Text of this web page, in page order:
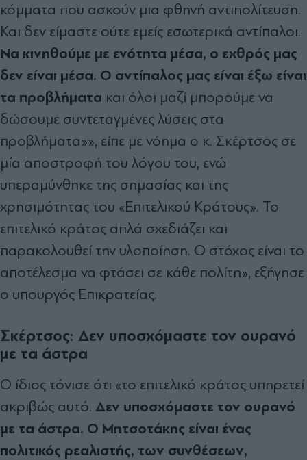
κόμματα που ασκούν μια φθηνή αντιπολίτευση.
Και δεν είμαστε ούτε εμείς εσωτερικά αντίπαλοι.
Να κινηθούμε με ενότητα μέσα, ο εχθρός μας
δεν είναι μέσα. Ο αντίπαλος μας είναι έξω είναι
τα προβλήματα και όλοι μαζί μπορούμε να
δώσουμε συντεταγμένες λύσεις στα
προβλήματα»», είπε με νόημα ο κ. Σκέρτσος σε
μία αποστροφή του λόγου του, ενώ
υπεραμύνθηκε της σημασίας και της
χρησιμότητας του «Επιτελικού Κράτους». Το
επιτελικό κράτος απλά σχεδιάζει και
παρακολουθεί την υλοποίηση. Ο στόχος είναι το
αποτέλεσμα να φτάσει σε κάθε πολίτη», εξήγησε
ο υπουργός Επικρατείας.
Σκέρτσος: Δεν υποσχόμαστε τον ουρανό
με τα άστρα
Ο ίδιος τόνισε ότι «το επιτελικό κράτος υπηρετεί
ακριβώς αυτό. Δεν υποσχόμαστε τον ουρανό
με τα άστρα. Ο Μητσοτάκης είναι ένας
πολιτικός ρεαλιστής, των συνθέσεων,